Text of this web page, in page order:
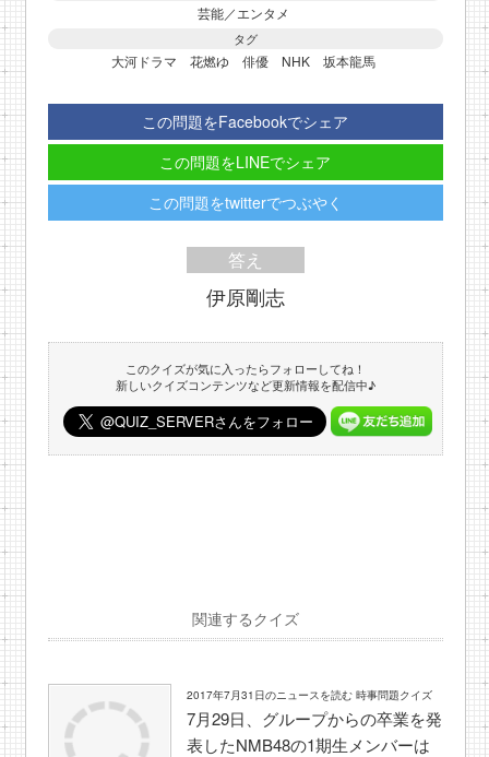
芸能／エンタメ
タグ
大河ドラマ 花燃ゆ 俳優 NHK 坂本龍馬
この問題をFacebookでシェア
この問題をLINEでシェア
この問題をtwitterでつぶやく
答え
伊原剛志
このクイズが気に入ったらフォローしてね！
新しいクイズコンテンツなど更新情報を配信中♪
関連するクイズ
2017年7月31日のニュースを読む 時事問題クイズ
7月29日、グループからの卒業を発
表したNMB48の1期生メンバーは